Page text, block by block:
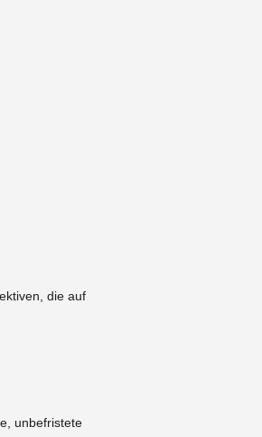
die auf
unbefristete